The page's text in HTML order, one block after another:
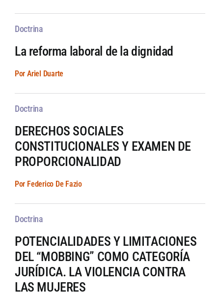
Doctrina
La reforma laboral de la dignidad
Por Ariel Duarte
Doctrina
DERECHOS SOCIALES
CONSTITUCIONALES Y EXAMEN DE
PROPORCIONALIDAD
Por Federico De Fazio
Doctrina
POTENCIALIDADES Y LIMITACIONES
DEL “MOBBING” COMO CATEGORÍA
JURÍDICA. LA VIOLENCIA CONTRA
LAS MUJERES